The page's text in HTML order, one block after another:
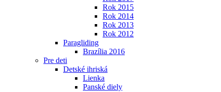
Rok 2015
Rok 2014
Rok 2013
Rok 2012
Paragliding
Brazília 2016
Pre deti
Detské ihriská
Lienka
Panské diely